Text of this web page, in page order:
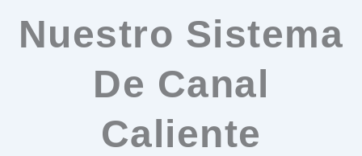
Nuestro Sistema
De Canal
Caliente